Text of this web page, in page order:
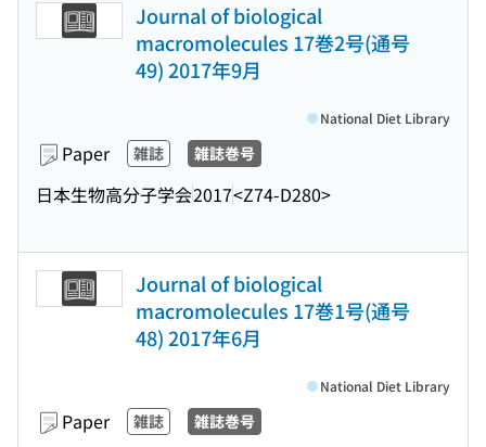
Journal of biological
macromolecules 17巻2号(通号
49) 2017年9月
Paper 雑誌 雑誌巻号
日本生物高分子学会2017<Z74-D280>
National Diet Library
Journal of biological
macromolecules 17巻1号(通号
48) 2017年6月
Paper 雑誌 雑誌巻号
National Diet Library